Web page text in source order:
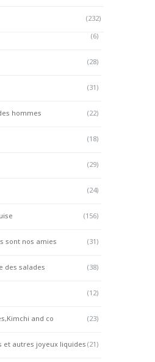
(232)
(6)
(28)
(31)
hommes (22)
(18)
(29)
(24)
(156)
sont nos amies (31)
des salades (38)
(12)
and co (23)
et autres joyeux liquides (21)